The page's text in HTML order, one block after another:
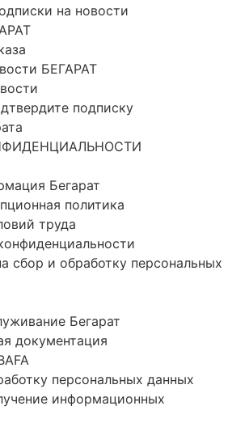
на новости
БЕГАРАТ
подписку
Бегарат
политика
труда
сбор и обработку персональных
Бегарат
документация
персональных данных
информационных